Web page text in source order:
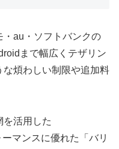
au・ソフトバンクの
まで幅広くテザリン
煩わしい制限や追加料
を活用した
マンスに優れた「バリ